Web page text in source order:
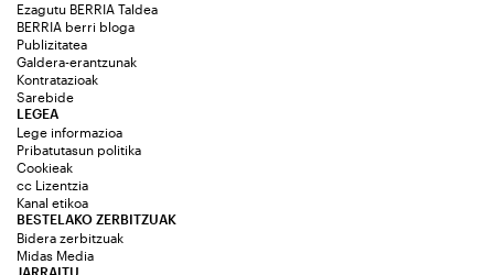
Ezagutu BERRIA Taldea
BERRIA berri bloga
Publizitatea
Galdera-erantzunak
Kontratazioak
Sarebide
JARRAITU
LEGEA
Lege informazioa
Pribatutasun politika
Cookieak
cc Lizentzia
Kanal etikoa
BESTELAKO ZERBITZUAK
Bidera zerbitzuak
Midas Media